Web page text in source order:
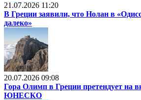
21.07.2026 11:20
В Греции заявили, что Нолан в
далеко»
20.07.2026 09:08
Гора Олимп в Греции претендует на
ЮНЕСКО